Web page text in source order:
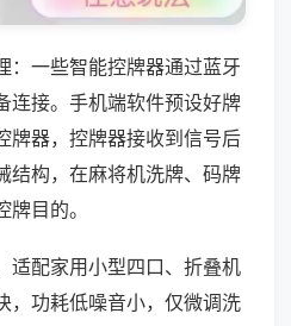
：一些智能控牌器通过蓝牙
连接。手机端软件预设好牌
牌器，控牌器接收到信号后
结构，在麻将机洗牌、码牌
目的。
适配家用小型四口、折叠机
，功耗低噪音小，仅微调洗